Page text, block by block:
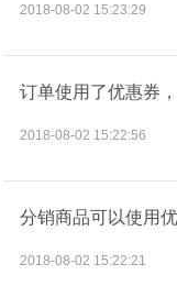
2018-08-02 15:23:29
订单使用了优惠券
2018-08-02 15:22:56
分销商品可以使用
2018-08-02 15:22:21